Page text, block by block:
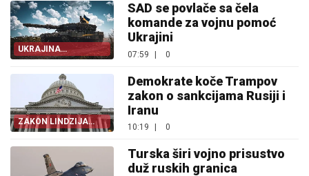
UKRAJINA
STRAHUJE
SAD se povlače sa čela
komande za vojnu pomoć
Ukrajini
07:59 | 0
ZAKON LINDZIJA
GREJEMA
Demokrate koče Trampov
zakon o sankcijama Rusiji i
Iranu
10:19 | 0
Turska širi vojno prisustvo
duž ruskih granica